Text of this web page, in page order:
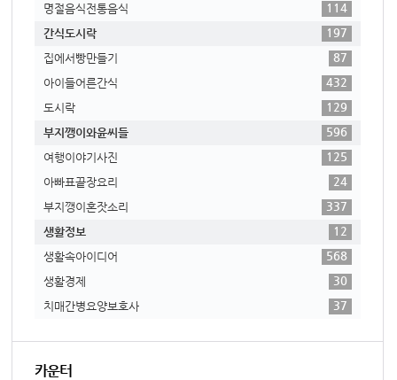
명절음식전통음식
114
간식도시락
197
집에서빵만들기
87
아이들어른간식
432
도시락
129
부지깽이와윤씨들
596
여행이야기사진
125
아빠표끝장요리
24
부지깽이혼잣소리
337
생활정보
12
생활속아이디어
568
생활경제
30
치매간병요양보호사
37
카운터